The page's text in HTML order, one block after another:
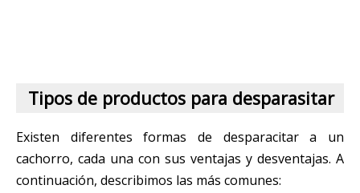
Tipos de productos para desparasitar
Existen diferentes formas de desparacitar a un
cachorro, cada una con sus ventajas y desventajas. A
continuación, describimos las más comunes: